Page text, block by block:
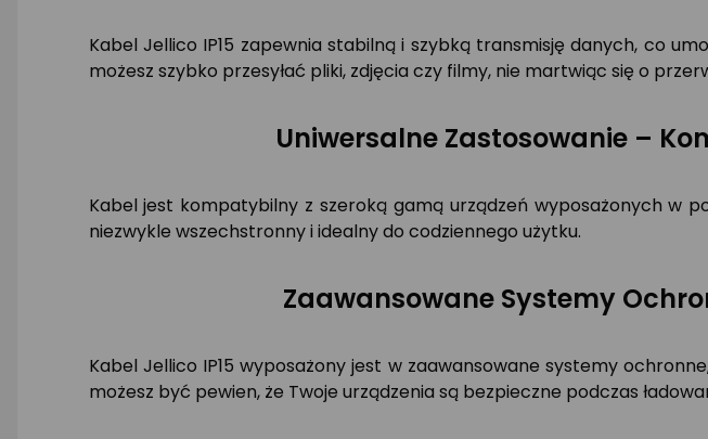
Kabel Jellico IP15 zapewnia stabilną i szybką transmisję danych, co
możesz szybko przesyłać pliki, zdjęcia czy filmy, nie martwiąc się o
Uniwersalne Zastosowanie –
Kabel jest kompatybilny z szeroką gamą urządzeń wyposażonych w
niezwykle wszechstronny i idealny do codziennego użytku.
Zaawansowane Systemy
Kabel Jellico IP15 wyposażony jest w zaawansowane systemy
możesz być pewien, że Twoje urządzenia są bezpieczne podczas